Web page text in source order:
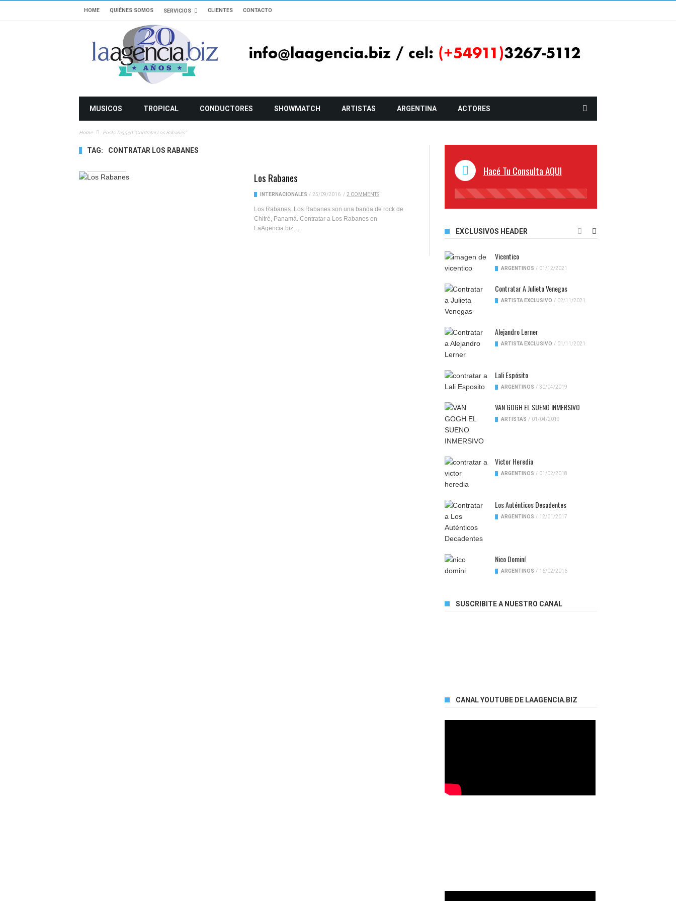
HOME QUIÉNES SOMOS SERVICIOS CLIENTES CONTACTO
MUSICOS TROPICAL CONDUCTORES SHOWMATCH ARTISTAS ARGENTINA ACTORES
Home Posts Tagged "Contratar Los Rabanes"
TAG: CONTRATAR LOS RABANES
Los Rabanes
INTERNACIONALES / 25/09/2016 / 2 COMMENTS
Los Rabanes. Los Rabanes son una banda de rock de
Chitré, Panamá. Contratar a Los Rabanes en
LaAgencia.biz....
Hacé Tu Consulta AQUI
45%
EXCLUSIVOS HEADER
Vicentico
ARGENTINOS / 01/12/2021
Contratar A Julieta Venegas
ARTISTA EXCLUSIVO / 02/11/2021
Alejandro Lerner
ARTISTA EXCLUSIVO / 01/11/2021
Lali Espósito
ARGENTINOS / 30/04/2019
VAN GOGH EL SUENO INMERSIVO
ARTISTAS / 01/04/2019
Victor Heredia
ARGENTINOS / 01/02/2018
Los Auténticos Decadentes
ARGENTINOS / 12/01/2017
Nico Dominí
ARGENTINOS / 16/02/2016
SUSCRIBITE A NUESTRO CANAL
CANAL YOUTUBE DE LAAGENCIA.BIZ